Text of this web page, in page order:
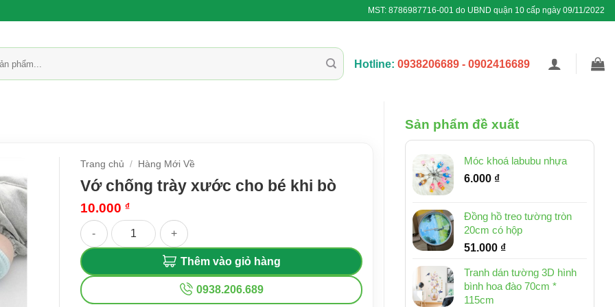
MST: 8786987716-001 do UBND quận 10 cấp ngày 09/11/2022
Hotline: 0938206689 - 0902416689
Sản phẩm đề xuất
Móc khoá labubu nhựa
6.000 ₫
Đồng hồ treo tường tròn
20cm có hộp
51.000 ₫
Tranh dán tường 3D hình
bình hoa đào 70cm *
115cm
Trang chủ / Hàng Mới Về
Vớ chống trày xước cho bé khi bò
10.000 ₫
Vớ chống trày xước cho bé khi bò số lượng
Thêm vào giỏ hàng
0938.206.689